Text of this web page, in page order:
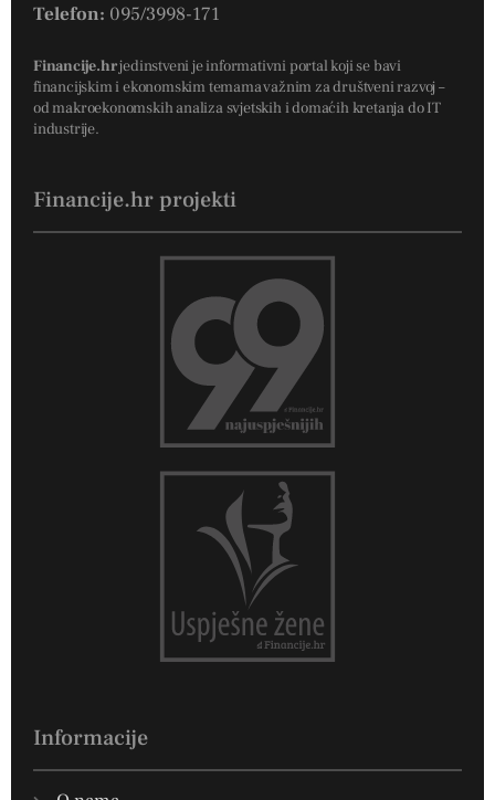
Telefon: 095/3998-171
Financije.hrjedinstveni je informativni portal koji se bavi
financijskim i ekonomskim temama važnim za društveni razvoj –
od makroekonomskih analiza svjetskih i domaćih kretanja do IT
industrije.
Financije.hr projekti
Informacije